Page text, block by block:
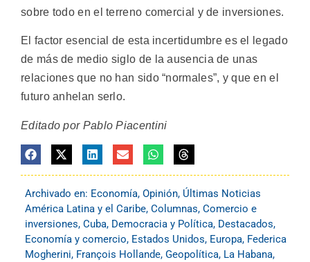
sobre todo en el terreno comercial y de inversiones.
El factor esencial de esta incertidumbre es el legado
de más de medio siglo de la ausencia de unas
relaciones que no han sido “normales”, y que en el
futuro anhelan serlo.
Editado por Pablo Piacentini
Archivado en: Economía, Opinión, Últimas Noticias
América Latina y el Caribe, Columnas, Comercio e
inversiones, Cuba, Democracia y Política, Destacados,
Economía y comercio, Estados Unidos, Europa, Federica
Mogherini, François Hollande, Geopolítica, La Habana,